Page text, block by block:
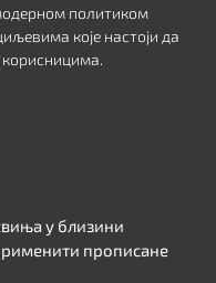
политиком
које настоји да
корисницима.
у близини
прописане